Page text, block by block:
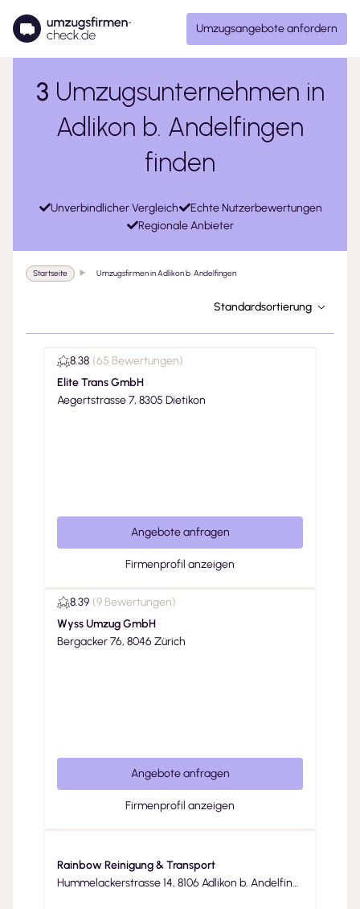
Umzugsangebote anfordern
3 Umzugsunternehmen in
Adlikon b. Andelfingen
finden
Unverbindlicher Vergleich
Echte Nutzerbewertungen
Regionale Anbieter
Startseite Umzugsfirmen in Adlikon b. Andelfingen
Standardsortierung
8.38 (65 Bewertungen)
Elite Trans GmbH
Aegertstrasse 7, 8305 Dietikon
Angebote anfragen
Firmenprofil anzeigen
8.39 (9 Bewertungen)
Wyss Umzug GmbH
Bergacker 76, 8046 Zürich
Angebote anfragen
Firmenprofil anzeigen
Rainbow Reinigung & Transport
Hummelackerstrasse 14, 8106 Adlikon b. Andelfing